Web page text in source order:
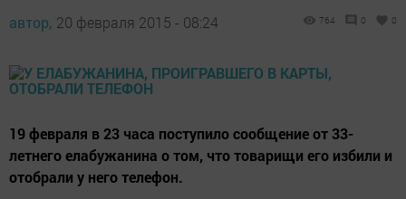
автор, 20 февраля 2015 - 08:24 764 0 0
19 февраля в 23 часа поступило сообщение от 33-
летнего елабужанина о том, что товарищи его избили и
отобрали у него телефон.